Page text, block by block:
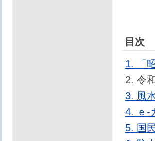
目次
1. 「
2. 令
3. 風
4. ｅ-
5. 国